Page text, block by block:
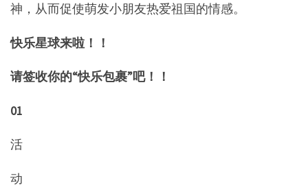
神，从而促使萌发小朋友热爱祖国的情感。
快乐星球来啦！！
请签收你的“快乐包裹”吧！！
01
活
动